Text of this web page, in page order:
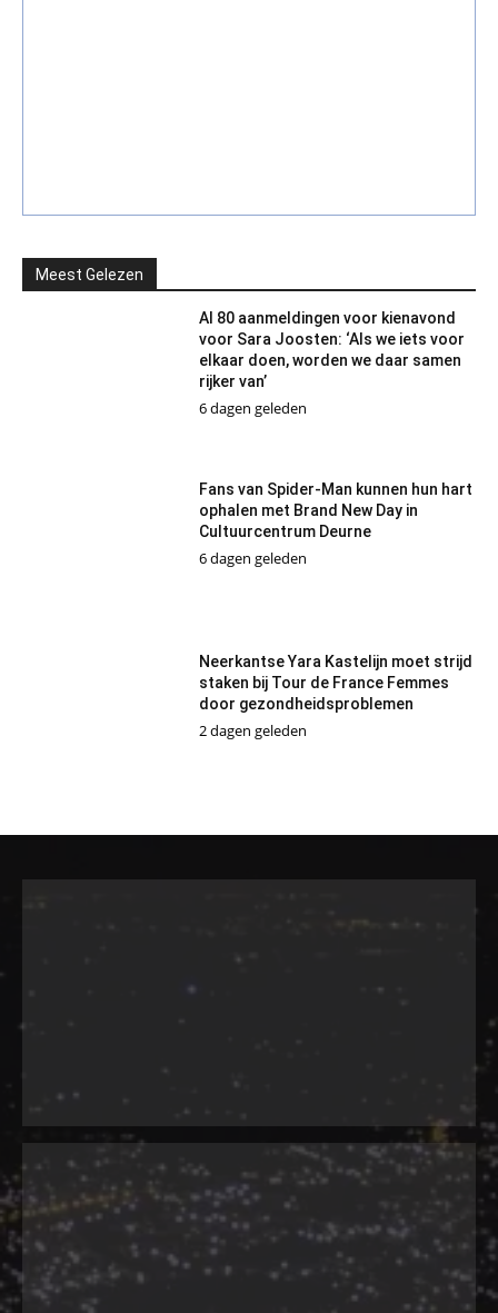
Meest Gelezen
Al 80 aanmeldingen voor kienavond
voor Sara Joosten: ‘Als we iets voor
elkaar doen, worden we daar samen
rijker van’
6 dagen geleden
Fans van Spider-Man kunnen hun hart
ophalen met Brand New Day in
Cultuurcentrum Deurne
6 dagen geleden
Neerkantse Yara Kastelijn moet strijd
staken bij Tour de France Femmes
door gezondheidsproblemen
2 dagen geleden